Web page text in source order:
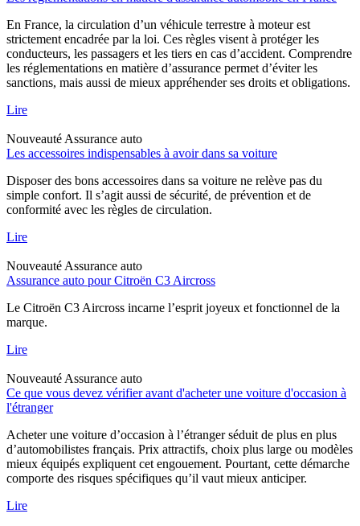
En France, la circulation d’un véhicule terrestre à moteur est
strictement encadrée par la loi. Ces règles visent à protéger les
conducteurs, les passagers et les tiers en cas d’accident. Comprendre
les réglementations en matière d’assurance permet d’éviter les
sanctions, mais aussi de mieux appréhender ses droits et obligations.
Lire
Nouveauté Assurance auto
Les accessoires indispensables à avoir dans sa voiture
Disposer des bons accessoires dans sa voiture ne relève pas du
simple confort. Il s’agit aussi de sécurité, de prévention et de
conformité avec les règles de circulation.
Lire
Nouveauté Assurance auto
Assurance auto pour Citroën C3 Aircross
Le Citroën C3 Aircross incarne l’esprit joyeux et fonctionnel de la
marque.
Lire
Nouveauté Assurance auto
Ce que vous devez vérifier avant d'acheter une voiture d'occasion à
l'étranger
Acheter une voiture d’occasion à l’étranger séduit de plus en plus
d’automobilistes français. Prix attractifs, choix plus large ou modèles
mieux équipés expliquent cet engouement. Pourtant, cette démarche
comporte des risques spécifiques qu’il vaut mieux anticiper.
Lire